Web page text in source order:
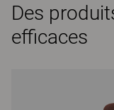
Des
efficaces